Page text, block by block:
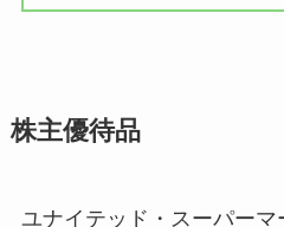
株主優待品
ユナイテッド・スーパーマ